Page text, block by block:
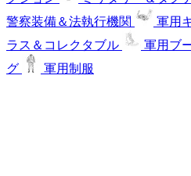
警察装備＆法執行機関
軍用
ラス＆コレクタブル
軍用ブ
グ
軍用制服